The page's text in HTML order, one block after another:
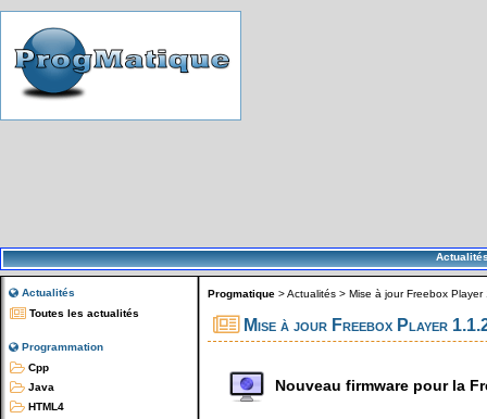
Actualités
Toutes les actualités
Programmation
Cpp
Java
HTML4
Progmatique >Actualités > Mise à jour Freebox Player
Mise à jour Freebox Player
Nouveau firmware pour la